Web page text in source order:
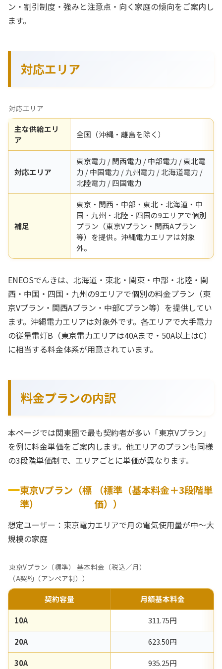
ン・割引制度・強みと注意点・向く家庭の傾向をご案内し
ます。
対応エリア
対応エリア
主な供給エリ
ア
全国（沖縄・離島を除く）
対応エリア
東京電力 / 関西電力 / 中部電力 / 東北電
力 / 中国電力 / 九州電力 / 北海道電力 /
北陸電力 / 四国電力
補足
東京・関西・中部・東北・北海道・中
国・九州・北陸・四国の9エリアで個別
プラン（東京Vプラン・関西Aプラン
等）を提供。沖縄電力エリアは対象
外。
ENEOSでんきは、北海道・東北・関東・中部・北陸・関
西・中国・四国・九州の9エリアで個別の料金プラン（東
京Vプラン・関西Aプラン・中部Cプラン等）を提供してい
ます。沖縄電力エリアは対象外です。各エリアで大手電力
の従量電灯B（東京電力エリアは40Aまで・50A以上はC）
に相当する料金体系が用意されています。
料金プランの内訳
本ページでは関東圏で最も契約者が多い「東京Vプラン」
を例に料金単価をご案内します。他エリアのプランも同様
の3段階単価制で、エリアごとに単価が異なります。
東京Vプラン（標
準）
（標準（基本料金＋3段階単
価））
想定ユーザー：東京電力エリアで月の電気使用量が中〜大
規模の家庭
東京Vプラン（標準） 基本料金（税込／月）
（A契約（アンペア制））
契約容量 月額基本料金
10A 311.75円
20A 623.50円
30A 935.25円